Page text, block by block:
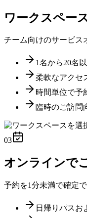
ワークスペー
チーム向けのサービス
1名から20名
柔軟なアクセ
時間単位で予
臨時のご訪問
03
オンラインで
予約を1分未満で確定
日帰りパスお